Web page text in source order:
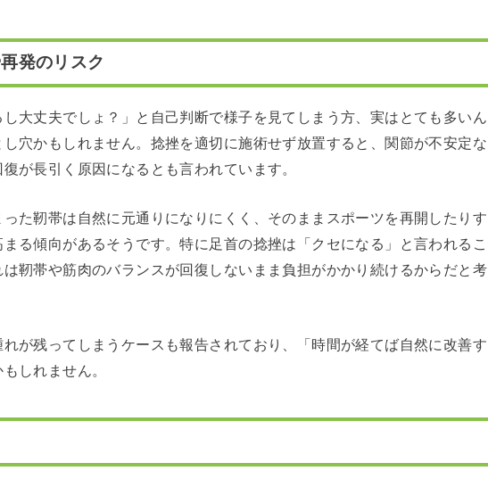
発のリスク
し大丈夫でしょ？」と自己判断で様子を見てしまう方、実はとても多いん
穴かもしれません。捻挫を適切に施術せず放置すると、関節が不安定な
が長引く原因になるとも言われています。
た靭帯は自然に元通りになりにくく、そのままスポーツを再開したりす
る傾向があるそうです。特に足首の捻挫は「クセになる」と言われるこ
靭帯や筋肉のバランスが回復しないまま負担がかかり続けるからだと考
が残ってしまうケースも報告されており、「時間が経てば自然に改善す
しれません。